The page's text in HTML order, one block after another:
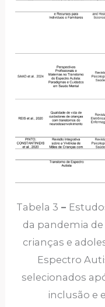
Tabela 3 –
da pandemia
crianças e
Espectro
selecionados
inclusão e